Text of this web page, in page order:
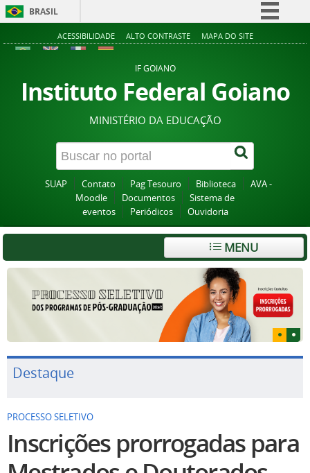
BRASIL
Simplifique!
Acesso à informação
Legislação
Canais
ACESSIBILIDADE ALTO CONTRASTE MAPA DO SITE
IF GOIANO
Instituto Federal Goiano
MINISTÉRIO DA EDUCAÇÃO
SUAP Contato Pag Tesouro Biblioteca
AVA -
Moodle
Documentos
Sistema de
eventos
Periódicos Ouvidoria
MENU
Destaque
PROCESSO SELETIVO
Inscrições prorrogadas para